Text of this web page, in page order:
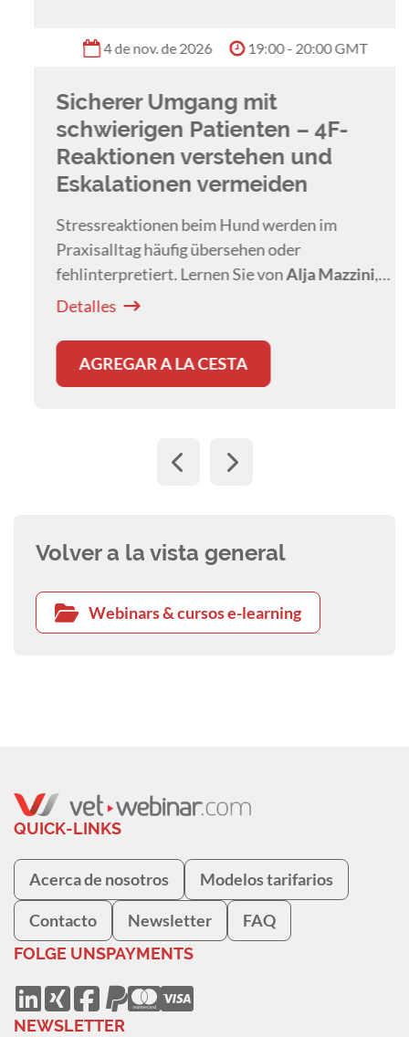
4 de nov. de 2026 19:00 - 20:00 GMT
Sicherer Umgang mit
schwierigen Patienten – 4F-
Reaktionen verstehen und
Eskalationen vermeiden
Stressreaktionen beim Hund werden im
Praxisalltag häufig übersehen oder
fehlinterpretiert. Lernen Sie vonAlja Mazzini,
Stresssignale frühzeitig zu erkennen und
Detalles
AGREGAR A LA CESTA
Volver a la vista general
Webinars & cursos e-learning
QUICK-LINKS
Acerca de nosotros Modelos tarifarios
Contacto Newsletter FAQ
FOLGE UNSPAYMENTS
NEWSLETTER